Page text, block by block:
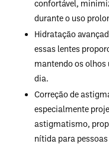
confortável,
durante o uso
Hidratação
essas lentes
mantendo os olhos
dia.
Correção de
especialmente
astigmatismo,
nítida para